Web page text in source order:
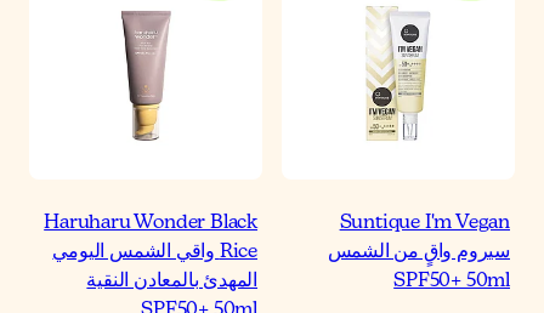
Haruharu Wonder Black
Rice واقي الشمس اليومي
المهدئ بالمعادن النقية